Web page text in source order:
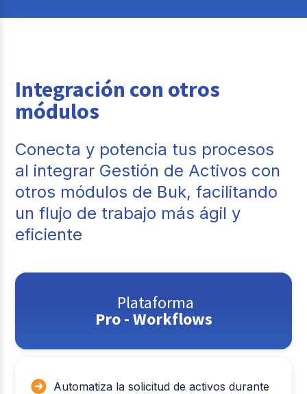
Integración con otros
módulos
Conecta y potencia tus procesos
al integrar Gestión de Activos con
otros módulos de Buk, facilitando
un flujo de trabajo más ágil y
eficiente
Plataforma
Pro - Workflows
Automatiza la solicitud de activos durante